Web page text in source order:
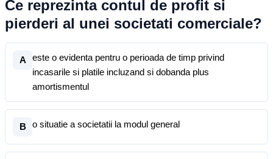
Ce reprezinta contul de profit si
pierderi al unei societati comerciale?
A
este o evidenta pentru o perioada de timp privind
incasarile si platile incluzand si dobanda plus
amortismentul
B o situatie a societatii la modul general